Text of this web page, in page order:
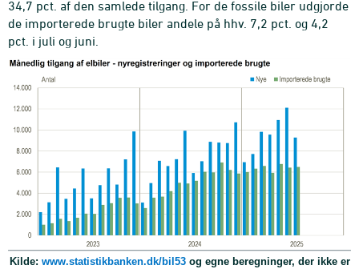
34,7 pct. af den samlede tilgang. For de fossile biler udgjorde
de importerede brugte biler andele på hhv. 7,2 pct. og 4,2
pct. i juli og juni.
Kilde: www.statistikbanken.dk/bil53 og egne beregninger, der ikke er